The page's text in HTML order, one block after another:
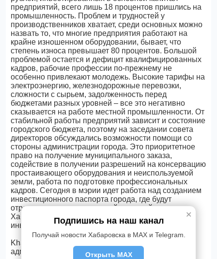
предприятий, всего лишь 18 процентов пришлись на
промышленность. Проблем и трудностей у
производственников хватает, среди основных можно
назвать то, что многие предприятия работают на
крайне изношенном оборудовании, бывает, что
степень износа превышает 80 процентов. Большой
проблемой остается и дефицит квалифицированных
кадров, рабочие профессии по-прежнему не
особенно привлекают молодежь. Высокие тарифы на
электроэнергию, железнодорожные перевозки,
сложности с сырьем, задолженность перед
бюджетами разных уровней – все это негативно
сказывается на работе местной промышленности. От
стабильной работы предприятий зависит и состояние
городского бюджета, поэтому на заседании совета
директоров обсуждались возможности помощи со
стороны администрации города. Это приоритетное
право на получение муниципального заказа,
содействие в получении разрешений на консервацию
простаивающего оборудования и неиспользуемой
земли, работа по подготовке профессиональных
кадров. Сегодня в мэрии идет работа над созданием
инвестиционного паспорта города, где будут
отражены производственный, научный потенциал
Хабаровска, определены направления
инвестирования.
Khabara.Ru по информации пресс-службы
администрации Хабаровска
✕
Подпишись на наш канал
Получай новости Хабаровска в MAX и Telegram.
Открыть MAX